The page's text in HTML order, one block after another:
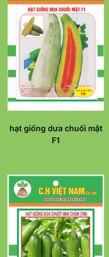
hạt giống dưa chuối mật
F1